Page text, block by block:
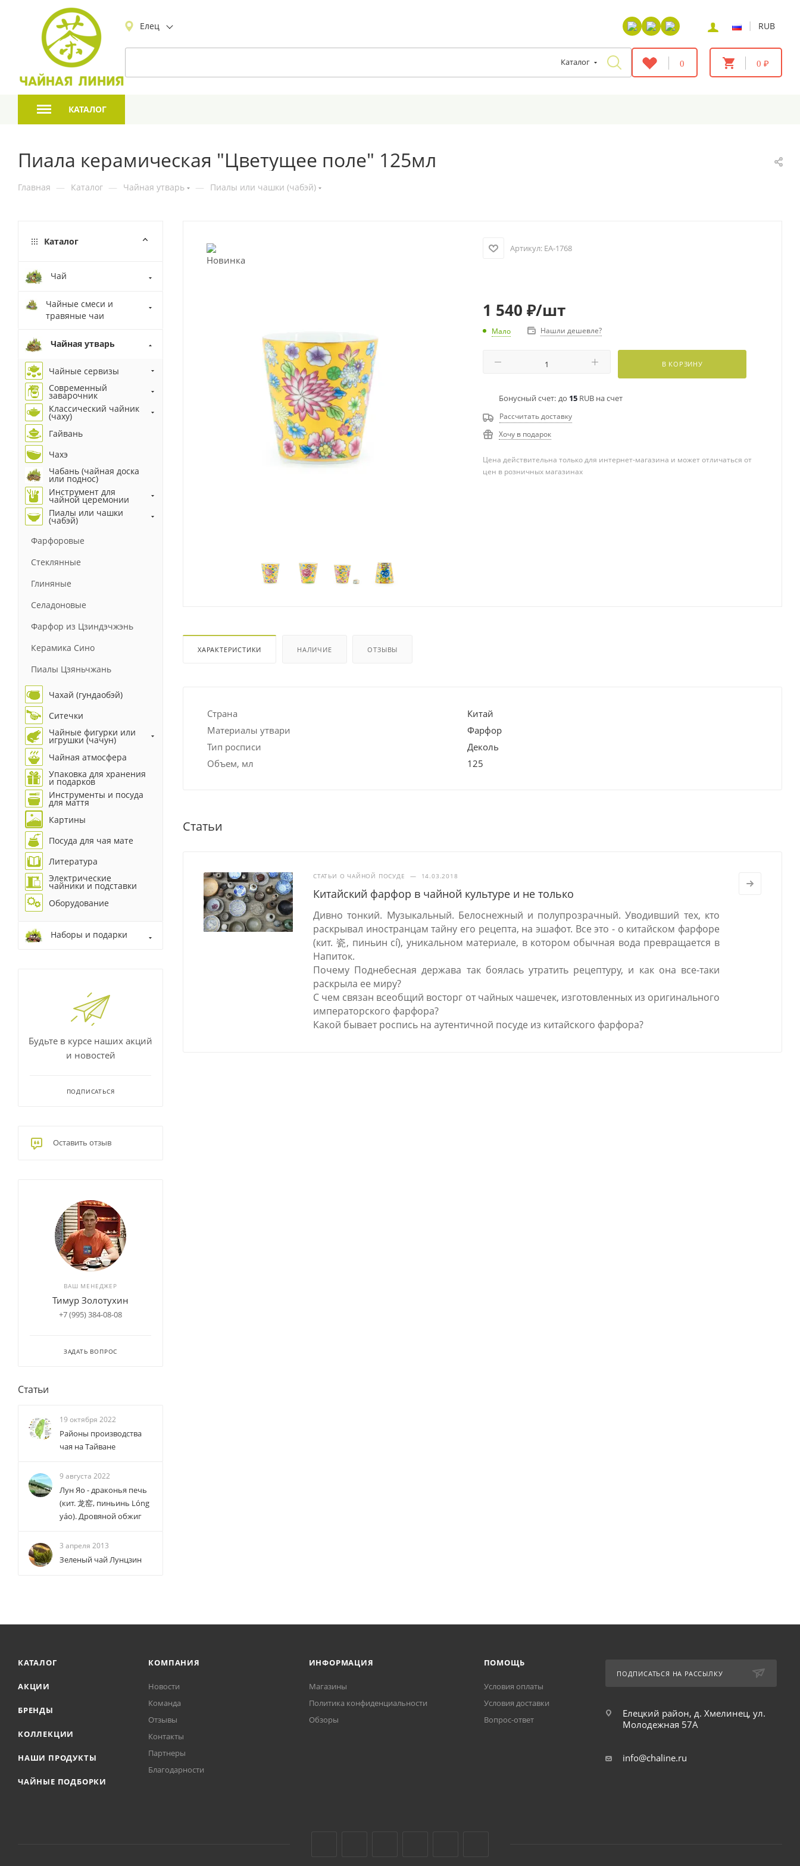
Елец | RUB
Каталог 0 0 ₽
КАТАЛОГ
Пиала керамическая "Цветущее поле" 125мл
Главная — Каталог — Чайная утварь — Пиалы или чашки (чабэй)
Артикул: EA-1768
1 540 ₽/шт
Мало Нашли дешевле?
В КОРЗИНУ
Бонусный счет: до 15RUB на счет
Рассчитать доставку
Хочу в подарок
Цена действительна только для интернет-магазина и может отличаться от
цен в розничных магазинах
ХАРАКТЕРИСТИКИ НАЛИЧИЕ ОТЗЫВЫ
Страна
Китай
Материалы утвари
Фарфор
Тип росписи
Деколь
Объем, мл
125
Статьи
СТАТЬИ О ЧАЙНОЙ ПОСУДЕ — 14.03.2018
Китайский фарфор в чайной культуре и не только
Дивно тонкий. Музыкальный. Белоснежный и полупрозрачный. Уводивший тех, кто
раскрывал иностранцам тайну его рецепта, на эшафот. Все это - о китайском фарфоре
(кит. 瓷, пиньин cí), уникальном материале, в котором обычная вода превращается в
Напиток.
Почему Поднебесная держава так боялась утратить рецептуру, и как она все-таки
раскрыла ее миру?
С чем связан всеобщий восторг от чайных чашечек, изготовленных из оригинального
императорского фарфора?
Какой бывает роспись на аутентичной посуде из китайского фарфора?
Каталог
Чай
Чайные смеси и
травяные чаи
Чайная утварь
Чайные сервизы
Современный
заварочник
Классический чайник
(чаху)
Гайвань
Чахэ
Чабань (чайная доска
или поднос)
Инструмент для
чайной церемонии
Пиалы или чашки
(чабэй)
Фарфоровые
Стеклянные
Глиняные
Селадоновые
Фарфор из Цзиндэчжэнь
Керамика Сино
Пиалы Цзяньчжань
Чахай (гундаобэй)
Ситечки
Чайные фигурки или
игрушки (чачун)
Чайная атмосфера
Упаковка для хранения
и подарков
Инструменты и посуда
для маття
Картины
Посуда для чая мате
Литература
Электрические
чайники и подставки
Оборудование
Наборы и подарки
Будьте в курсе наших акций
и новостей
ПОДПИСАТЬСЯ
Оставить отзыв
ВАШ МЕНЕДЖЕР
Тимур Золотухин
+7 (995) 384-08-08
ЗАДАТЬ ВОПРОС
Статьи
19 октября 2022
Районы производства
чая на Тайване
9 августа 2022
Лун Яо - драконья печь
(кит. 龙窑, пиньинь Lóng
yáo). Дровяной обжиг
3 апреля 2013
Зеленый чай Лунцзин
КАТАЛОГ
АКЦИИ
БРЕНДЫ
КОЛЛЕКЦИИ
НАШИ ПРОДУКТЫ
ЧАЙНЫЕ ПОДБОРКИ
КОМПАНИЯ
Новости
Команда
Отзывы
Контакты
Партнеры
Благодарности
ИНФОРМАЦИЯ
Магазины
Политика конфиденциальности
Обзоры
ПОМОЩЬ
Условия оплаты
Условия доставки
Вопрос-ответ
ПОДПИСАТЬСЯ НА РАССЫЛКУ
Елецкий район, д. Хмелинец, ул.
Молодежная 57А
info@chaline.ru